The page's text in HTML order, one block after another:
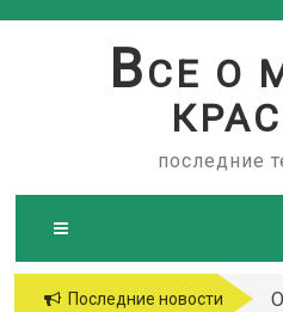
ВСЕ О
последние
Последние новости